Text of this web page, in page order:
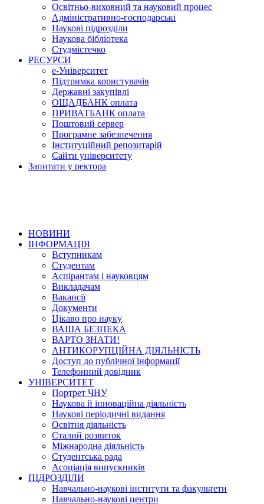
Освітньо-виховний та науковий процес
Адміністративно-господарські
Наукові підрозділи
Наукова бібліотека
Студмістечко
РЕСУРСИ
е-Університет
Підтримка користувачів
Державні закупівлі
ОЩАДБАНК оплата
ПРИВАТБАНК оплата
Поштовий сервер
Програмне забезпечення
Інституційний репозитарій
Сайти університету
Запитати у ректора
НОВИНИ
ІНФОРМАЦІЯ
Вступникам
Студентам
Аспірантам і науковцям
Викладачам
Вакансії
Документи
Цікаво про науку
ВАША БЕЗПЕКА
ВАРТО ЗНАТИ!
АНТИКОРУПЦІЙНА ДІЯЛЬНІСТЬ
Доступ до публічної інформації
Телефонний довідник
УНІВЕРСИТЕТ
Портрет ЧНУ
Наукова й інноваційна діяльність
Наукові періодичні видання
Освітня діяльність
Сталий розвиток
Міжнародна діяльність
Студентська рада
Асоціація випускників
ПІДРОЗДІЛИ
Навчально-наукові інститути та факультети
Навчально-наукові центри